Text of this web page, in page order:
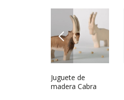
PREVIOUS
Juguete de
madera Cabra
Plato de pared
decorativo María